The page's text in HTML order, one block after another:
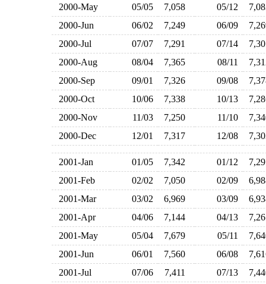
2000-May
05/05 7,058 05/12
2000-Jun
06/02 7,249 06/09
2000-Jul
07/07 7,291 07/14
2000-Aug
08/04 7,365 08/11
2000-Sep
09/01 7,326 09/08
2000-Oct
10/06 7,338 10/13
2000-Nov
11/03 7,250 11/10
2000-Dec
12/01 7,317 12/08
2001-Jan 01/05 7,342 01/12
2001-Feb
02/02 7,050 02/09
2001-Mar
03/02 6,969 03/09
2001-Apr
04/06 7,144 04/13
2001-May
05/04 7,679 05/11
2001-Jun
06/01 7,560 06/08
2001-Jul
07/06 7,411 07/13